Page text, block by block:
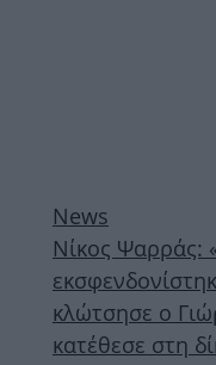
News
Νίκος Ψαρράς:
κλώτσησε ο
κατέθεσε στη